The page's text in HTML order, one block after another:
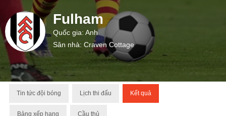
Fulham
Quốc gia: Anh
Sân nhà: Craven Cottage
Tin tức đội bóng Lịch thi đấu Kết quả
Bảng xếp hạng Cầu thủ